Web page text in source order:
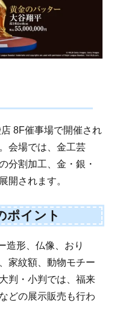
8F催事場で開催され
会場では、金工芸
分割加工、金・銀・
開されます。
ポイント
造形、仏像、おり
家紋額、動物モチー
判・小判では、福来
どの展示販売も行わ